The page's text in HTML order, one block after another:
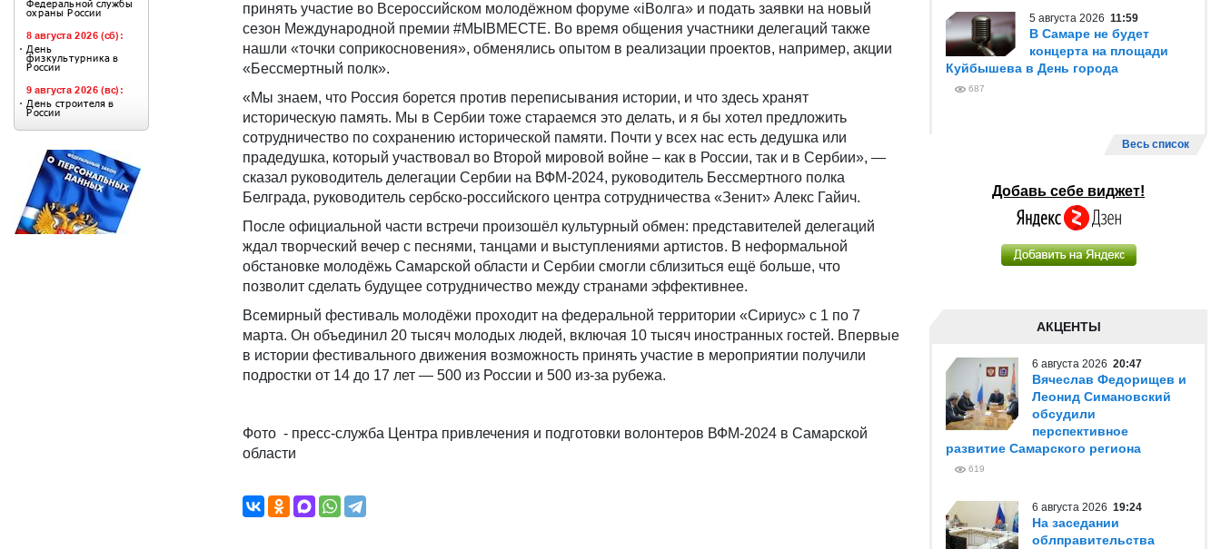
принять участие во Всероссийском молодёжном форуме «iВолга» и подать заявки на новый
сезон Международной премии #МЫВМЕСТЕ. Во время общения участники делегаций также
нашли «точки соприкосновения», обменялись опытом в реализации проектов, например, акции
«Бессмертный полк».
«Мы знаем, что Россия борется против переписывания истории, и что здесь хранят
историческую память. Мы в Сербии тоже стараемся это делать, и я бы хотел предложить
сотрудничество по сохранению исторической памяти. Почти у всех нас есть дедушка или
прадедушка, который участвовал во Второй мировой войне – как в России, так и в Сербии», —
сказал руководитель делегации Сербии на ВФМ-2024, руководитель Бессмертного полка
Белграда, руководитель сербско-российского центра сотрудничества «Зенит» Алекс Гайич.
После официальной части встречи произошёл культурный обмен: представителей делегаций
ждал творческий вечер с песнями, танцами и выступлениями артистов. В неформальной
обстановке молодёжь Самарской области и Сербии смогли сблизиться ещё больше, что
позволит сделать будущее сотрудничество между странами эффективнее.
Всемирный фестиваль молодёжи проходит на федеральной территории «Сириус» с 1 по 7
марта. Он объединил 20 тысяч молодых людей, включая 10 тысяч иностранных гостей. Впервые
в истории фестивального движения возможность принять участие в мероприятии получили
подростки от 14 до 17 лет — 500 из России и 500 из-за рубежа.
Фото - пресс-служба Центра привлечения и подготовки волонтеров ВФМ-2024 в Самарской
области
5 августа 2026 11:59
В Самаре не будет
концерта на площади
Куйбышева в День города
687
Весь список
Добавь себе виджет!
АКЦЕНТЫ
6 августа 2026 20:47
Вячеслав Федорищев и
Леонид Симановский
обсудили
перспективное
развитие Самарского региона
619
6 августа 2026 19:24
На заседании
облправительства